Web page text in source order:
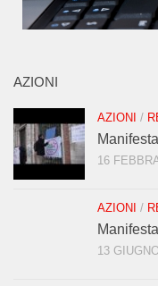
AZIONI
AZIONI /
16
AZIONI /
13